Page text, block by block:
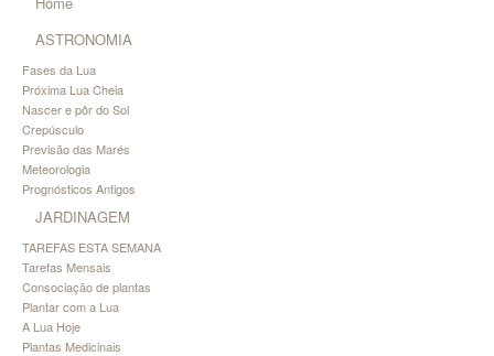
ASTRONOMIA
Fases da Lua
Próxima Lua Cheia
Nascer e pôr do Sol
Crepúsculo
Previsão das Marés
Meteorologia
Prognósticos Antigos
JARDINAGEM
TAREFAS ESTA SEMANA
Tarefas Mensais
Consociação de plantas
Plantar com a Lua
A Lua Hoje
Plantas Medicinais